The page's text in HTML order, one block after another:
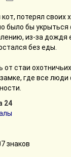
потерял своих
было бы укрыться
из-за дождя
без еды.
стаи
где все люди
24
знаков